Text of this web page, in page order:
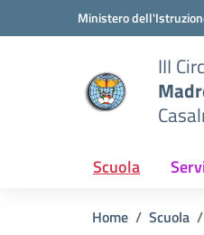
Vai ai contenuti
Vai al menu di navigazione
Ministero
III
Scuola
Home Scuola